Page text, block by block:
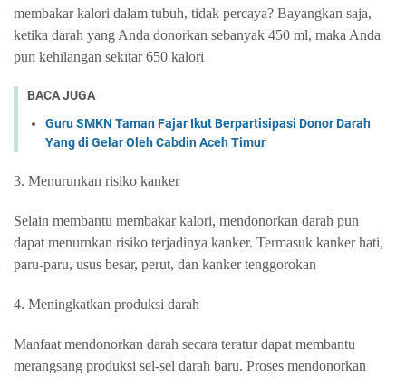
membakar kalori dalam tubuh, tidak percaya? Bayangkan saja,
ketika darah yang Anda donorkan sebanyak 450 ml, maka Anda
pun kehilangan sekitar 650 kalori
BACA JUGA
Guru SMKN Taman Fajar Ikut Berpartisipasi Donor Darah
Yang di Gelar Oleh Cabdin Aceh Timur
3. Menurunkan risiko kanker
Selain membantu membakar kalori, mendonorkan darah pun
dapat menurnkan risiko terjadinya kanker. Termasuk kanker hati,
paru-paru, usus besar, perut, dan kanker tenggorokan
4. Meningkatkan produksi darah
Manfaat mendonorkan darah secara teratur dapat membantu
merangsang produksi sel-sel darah baru. Proses mendonorkan